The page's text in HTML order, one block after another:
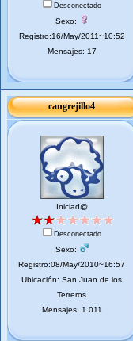
Desconectado
Sexo:
Registro:16/May/2011~10:52
Mensajes: 17
cangrejillo4
Iniciad@
Desconectado
Sexo:
Registro:08/May/2010~16:57
Ubicación: San Juan de los
Terreros
Mensajes: 1.011